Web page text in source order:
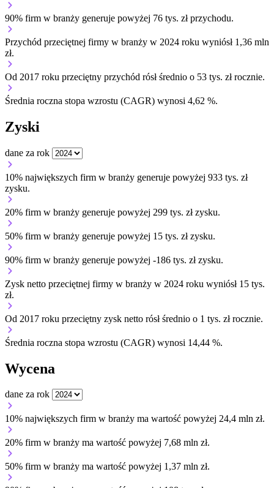
90% firm w branży generuje powyżej 76 tys. zł przychodu.
Przychód przeciętnej firmy w branży w 2024 roku wyniósł 1,36 mln
zł.
Od 2017 roku przeciętny przychód rósł średnio o 53 tys. zł rocznie.
Średnia roczna stopa wzrostu (CAGR) wynosi 4,62 %.
Zyski
dane za rok
10% największych firm w branży generuje powyżej 933 tys. zł
zysku.
20% firm w branży generuje powyżej 299 tys. zł zysku.
50% firm w branży generuje powyżej 15 tys. zł zysku.
90% firm w branży generuje powyżej -186 tys. zł zysku.
Zysk netto przeciętnej firmy w branży w 2024 roku wyniósł 15 tys.
zł.
Od 2017 roku przeciętny zysk netto rósł średnio o 1 tys. zł rocznie.
Średnia roczna stopa wzrostu (CAGR) wynosi 14,44 %.
Wycena
dane za rok
10% największych firm w branży ma wartość powyżej 24,4 mln zł.
20% firm w branży ma wartość powyżej 7,68 mln zł.
50% firm w branży ma wartość powyżej 1,37 mln zł.